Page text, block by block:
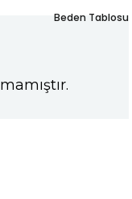
Beden Tablosu